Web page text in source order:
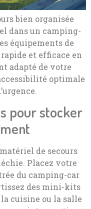
bien organisée
dans un camping-
équipements de
et efficace en
adapté de votre
optimale
pour stocker
de secours
Placez votre
du camping-car
des mini-kits
cuisine ou la salle